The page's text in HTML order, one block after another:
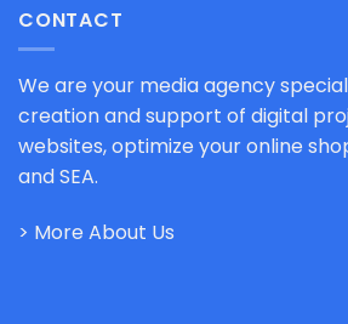
CONTACT
We are your media agency
creation and support of digital
websites, optimize your online
and SEA.
> More About Us